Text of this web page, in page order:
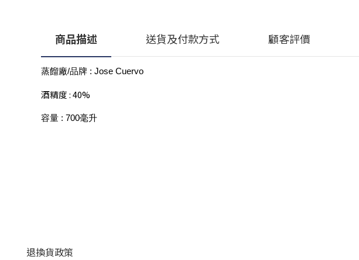
商品描述 送貨及付款方式 顧客評價
蒸餾廠/品牌 : Jose Cuervo
酒精度 : 40%
容量 : 700毫升
退換貨政策